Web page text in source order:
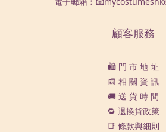
顧客服務
🛍️ 門 市 地 址
📰 相 關 資 訊
🚚 送 貨 時 間
🔁 退換貨政策
📑 條款與細則